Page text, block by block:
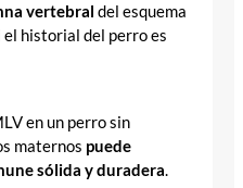
vertebral del esquema
el historial del perro es
en un perro sin
maternos puede
sólida y duradera.